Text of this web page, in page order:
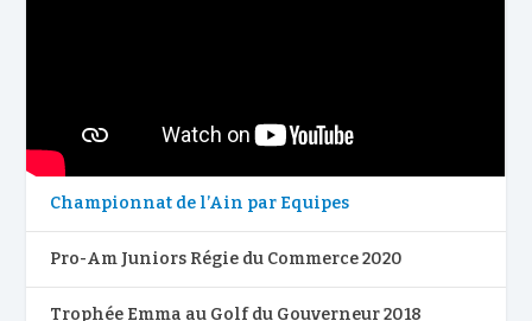
Championnat de l’Ain par Equipes
Pro-Am Juniors Régie du Commerce 2020
Trophée Emma au Golf du Gouverneur 2018